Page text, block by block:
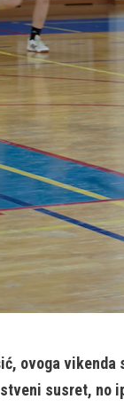
ovoga
susret, no